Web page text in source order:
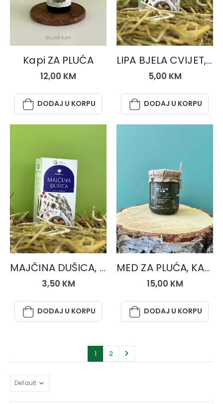
BILJNE KAPI
Kapi ZA PLUĆA
12,00 KM
DODAJ U KORPU
ČAJEVI
LIPA BJELA CVIJET, čaj 50 gr.
5,00 KM
DODAJ U KORPU
ČAJEVI
MAJČINA DUŠICA, čaj 50 gr.
3,50 KM
DODAJ U KORPU
MED I MEDNE MJEŠAVINE
MED ZA PLUĆA, KAŠALJ I GRLOBOLJU 250 gr.
15,00 KM
DODAJ U KORPU
1 2